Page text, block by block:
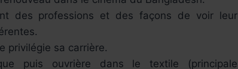
des professions et des façons de voir leur
privilégie sa carrière.
puis ouvrière dans le textile (principale